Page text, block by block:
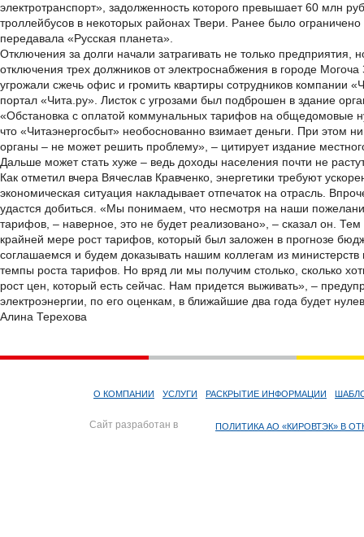
электротранспорт», задолженность которого превышает 60 млн
троллейбусов в некоторых районах Твери. Ранее было
передавала «Русская планета».
Отключения за долги начали затрагивать не только
отключения трех должников от электроснабжения в городе Могоча
угрожали сжечь офис и громить квартиры сотрудников компании
портал «Чита.ру». Листок с угрозами был подброшен в здание
«Обстановка с оплатой коммунальных тарифов на общедомовые
что «Читаэнергосбыт» необоснованно взимает деньги. При этом
органы – не может решить проблему», – цитирует издание
Дальше может стать хуже – ведь доходы населения почти не
Как отметил вчера Вячеслав Кравченко, энергетики требуют
экономическая ситуация накладывает отпечаток на отрасль.
удастся добиться. «Мы понимаем, что несмотря на наши
тарифов, – наверное, это не будет реализовано», – сказал он.
крайней мере рост тарифов, который был заложен в прогнозе
соглашаемся и будем доказывать нашим коллегам из
темпы роста тарифов. Но вряд ли мы получим столько, сколько
рост цен, который есть сейчас. Нам придется выживать», –
электроэнергии, по его оценкам, в ближайшие два года будет
Алина Терехова
О КОМПАНИИ УСЛУГИ РАСКРЫТИЕ ИНФОРМАЦИИ
Сайт разработан в ПОЛИТИКА АО «КИРОВТЭК» В